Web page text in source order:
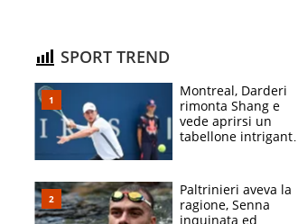
SPORT TREND
Montreal, Darderi
rimonta Shang e
vede aprirsi un
tabellone intrigante:
felice del mio livello"
Paltrinieri aveva la
ragione, Senna
inquinata ed